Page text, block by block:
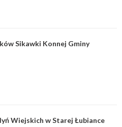
Sikawki Konnej Gminy
Wiejskich w Starej Łubiance